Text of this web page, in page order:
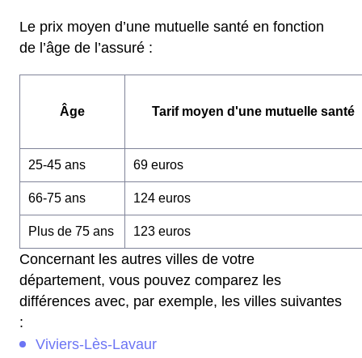
Le prix moyen d’une mutuelle santé en fonction
de l’âge de l’assuré :
Âge Tarif moyen d'une mutuelle santé
25-45 ans 69 euros
66-75 ans 124 euros
Plus de 75 ans 123 euros
Concernant les autres villes de votre
département, vous pouvez comparez les
différences avec, par exemple, les villes suivantes
:
Viviers-Lès-Lavaur